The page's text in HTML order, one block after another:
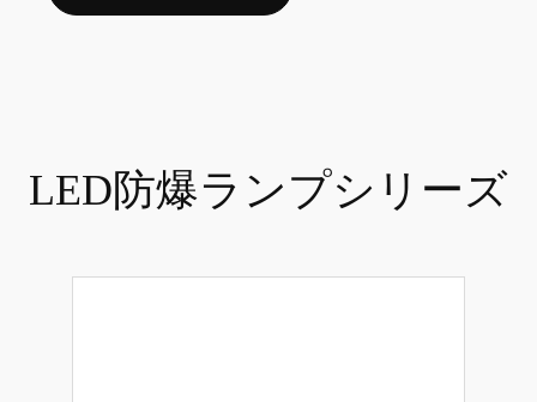
LED防爆ランプシリーズ